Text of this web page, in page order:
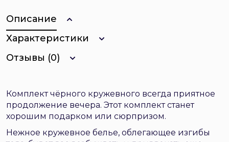
Описание
Характеристики
Отзывы (0)
Комплект чёрного кружевного всегда приятное
продолжение вечера. Этот комплект станет
хорошим подарком или сюрпризом.
Нежное кружевное белье, облегающее изгибы